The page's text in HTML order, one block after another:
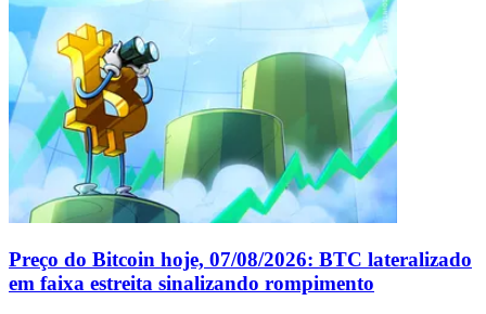
Preço do Bitcoin hoje, 07/08/2026: BTC lateralizado
em faixa estreita sinalizando rompimento